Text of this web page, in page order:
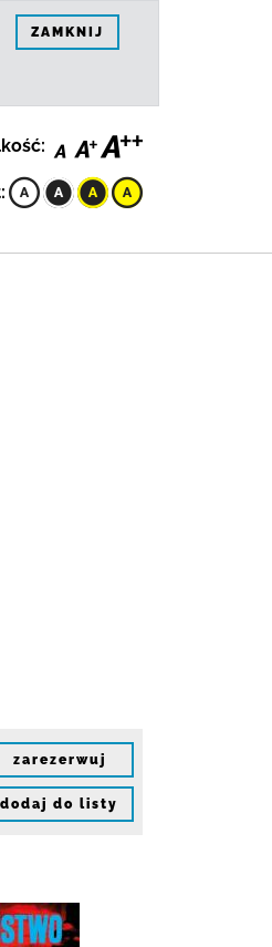
ZAMKNIJ
zarezerwuj
dodaj do listy